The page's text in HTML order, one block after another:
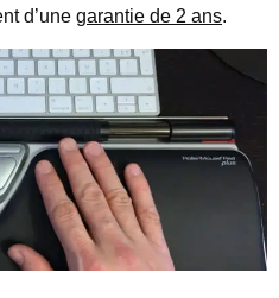
d’une garantie de 2 ans.